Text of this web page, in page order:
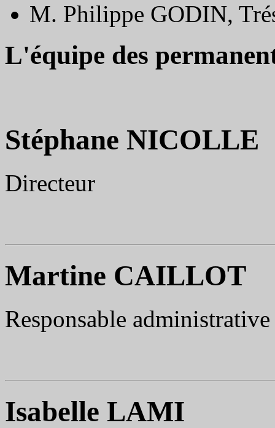
M. Philippe GODIN,
L'équipe des
Stéphane NICOLLE
Directeur
Martine CAILLOT
Responsable
Isabelle LAMI